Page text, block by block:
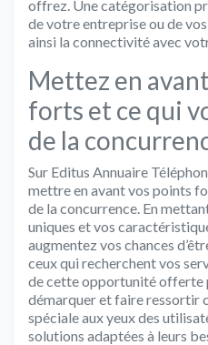
offrez. Une catégorisation
de votre entreprise ou de
ainsi la connectivité avec
Mettez en
forts et ce qui
de la
Sur Editus Annuaire
mettre en avant vos points
de la concurrence. En
uniques et vos
augmentez vos chances
ceux qui recherchent vos
de cette opportunité offerte
démarquer et faire ressortir
spéciale aux yeux des
solutions adaptées à leurs